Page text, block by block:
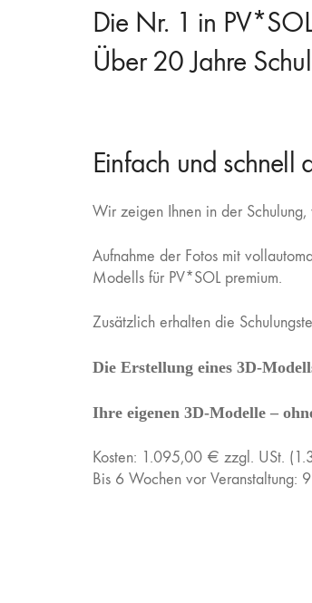
Die Nr. 1 in
Über 20 Jahre
Einfach und schnell
Wir zeigen Ihnen in der Schulung,
Aufnahme der Fotos mit
Modells für PV*SOL premium.
Zusätzlich erhalten die
Die Erstellung eines 3D-
Ihre eigenen 3D-Modelle –
Kosten: 1.095,00 € zzgl. USt.
Bis 6 Wochen vor